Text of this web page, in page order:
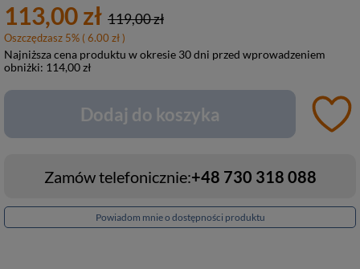
113,00 zł 119,00 zł
Oszczędzasz 5% ( 6.00 zł )
Najniższa cena produktu w okresie 30 dni przed wprowadzeniem
obniżki: 114,00 zł
Dodaj do koszyka
Zamów telefonicznie:+48 730 318 088
Powiadom mnie o dostępności produktu